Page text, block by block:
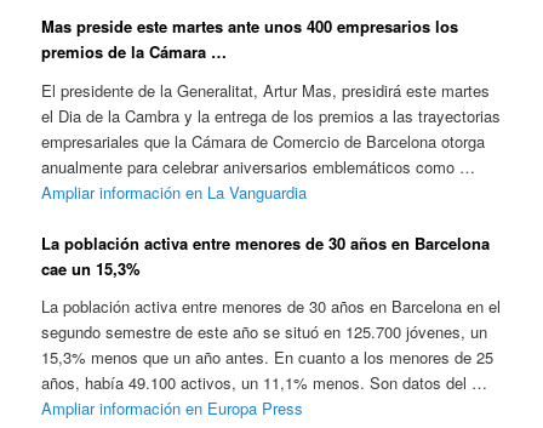
Mas preside este martes ante unos 400 empresarios los
premios de la Cámara …
El presidente de la Generalitat, Artur Mas, presidirá este martes
el Dia de la Cambra y la entrega de los premios a las trayectorias
empresariales que la Cámara de Comercio de Barcelona otorga
anualmente para celebrar aniversarios emblemáticos como …
Ampliar información en La Vanguardia
La población activa entre menores de 30 años en Barcelona
cae un 15,3%
La población activa entre menores de 30 años en Barcelona en el
segundo semestre de este año se situó en 125.700 jóvenes, un
15,3% menos que un año antes. En cuanto a los menores de 25
años, había 49.100 activos, un 11,1% menos. Son datos del …
Ampliar información en Europa Press